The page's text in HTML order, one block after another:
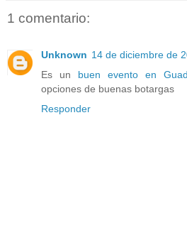
1 comentario:
Unknown 14 de diciembre de
Es un buen evento en
opciones de buenas botargas
Responder